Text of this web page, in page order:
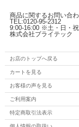
商品に関するお問い合
TEL:0120-95-2312
9:00-16:00 ※土・日・
株式会社ブライテック
お店のトップへ戻る
カートを見る
お客様の声を見る
ご利用案内
特定商取引法表示